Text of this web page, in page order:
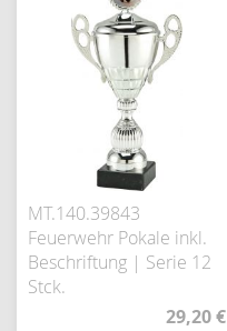
MT.140.39843
Feuerwehr Pokale inkl.
Beschriftung | Serie 12
Stck.
29,20 €